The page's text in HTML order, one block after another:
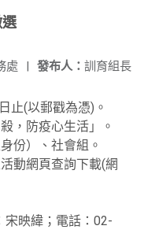
選
發布人： 訓育組長
處 |
止(以郵戳為憑)。
，防疫心生活」。
份）、社會組。
動網頁查詢下載(網
宋映緯；電話：02-